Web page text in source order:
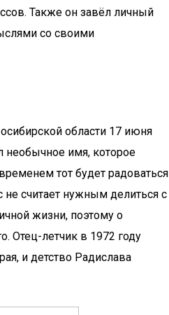
Также он завёл личный
со своими
области 17 июня
необычное имя, которое
тот будет радоваться
не считает нужным делиться с
жизни, поэтому о
Отец-летчик в 1972 году
и детство Радислава